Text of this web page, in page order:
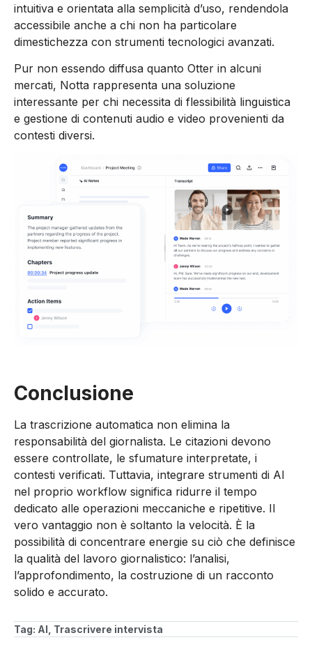
intuitiva e orientata alla semplicità d’uso, rendendola
accessibile anche a chi non ha particolare
dimestichezza con strumenti tecnologici avanzati.
Pur non essendo diffusa quanto Otter in alcuni
mercati, Notta rappresenta una soluzione
interessante per chi necessita di flessibilità linguistica
e gestione di contenuti audio e video provenienti da
contesti diversi.
Conclusione
La trascrizione automatica non elimina la
responsabilità del giornalista. Le citazioni devono
essere controllate, le sfumature interpretate, i
contesti verificati. Tuttavia, integrare strumenti di AI
nel proprio workflow significa ridurre il tempo
dedicato alle operazioni meccaniche e ripetitive. Il
vero vantaggio non è soltanto la velocità. È la
possibilità di concentrare energie su ciò che definisce
la qualità del lavoro giornalistico: l’analisi,
l’approfondimento, la costruzione di un racconto
solido e accurato.
Tag: AI Trascrivere intervista